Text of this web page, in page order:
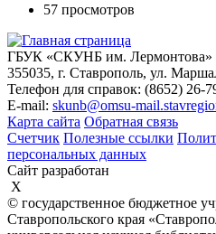
57 просмотров
ГБУК «СКУНБ им. Лермонтова»
355035, г. Ставрополь, ул.
Телефон для справок: (8652) 26-
E-mail: skunb@omsu-
Карта сайта Обратная связь
Счетчик Полезные ссылки
персональных данных
Сайт разработан
X
© государственное бюджетное
Ставропольского края